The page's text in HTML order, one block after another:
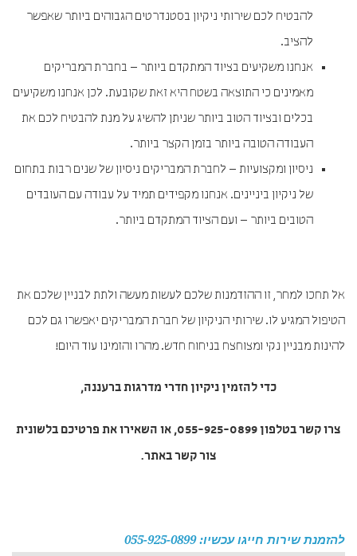
להבטיח לכם שירותי ניקיון בסטנדרטים הגבוהים ביותר שאפשר
להציב.
אנחנו משקיעים בציוד המתקדם ביותר – בחברת המבריקים
מאמינים כי התוצאה בשטח היא זאת שקובעת. לכן אנחנו משקיעים
בכלים ובציוד הטוב ביותר שניתן להשיג על מנת להבטיח לכם את
העבודה הטובה ביותר בזמן הקצר ביותר.
ניסיון ומקצועיות – לחברת המבריקים ניסיון של שנים רבות בתחום
של ניקיון ביניינים. אנחנו מקפידים תמיד על עבודה עם העובדים
הטובים ביותר – ועם הציוד המתקדם ביותר.
אל תחכו למחר, זו ההזדמנות שלכם לעשות מעשה ולתת לבניין שלכם את
הטיפול המגיע לו. שירותי הניקיון של חברת המבריקים יאפשרו גם לכם
להינות מבניין נקי ומצוחצח בניחוח חדש. מהרו והזמינו עוד היום!
כדי להזמיןניקיון חדרי מדרגות ברעננה,
צרו קשר בטלפון 055-925-0899, או השאירו את פרטיכם בלשונית
צור קשר באתר.
להזמנת שירות חייגו עכשיו: 055-925-0899